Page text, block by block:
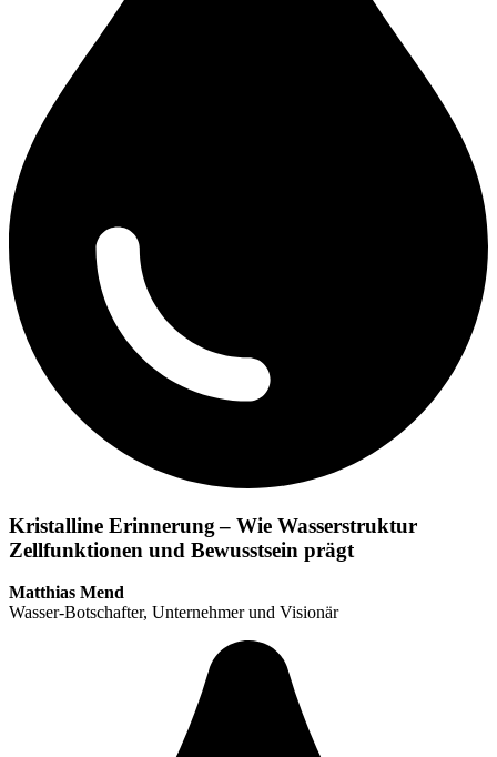
Kristalline Erinnerung – Wie Wasserstruktur
Zellfunktionen und Bewusstsein prägt
Matthias Mend
Wasser-Botschafter, Unternehmer und Visionär